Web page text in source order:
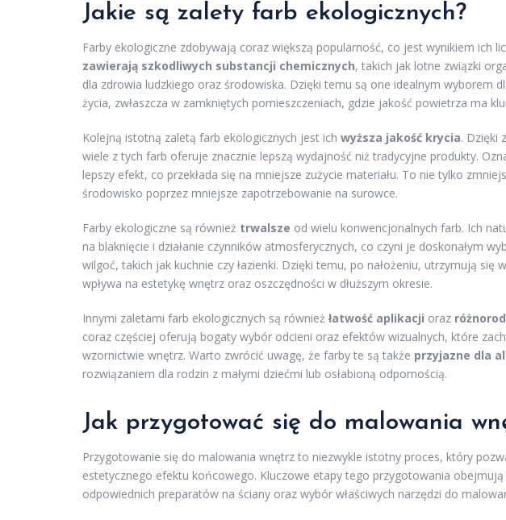
Jakie są zalety farb ekologicznych?
Farby ekologiczne zdobywają coraz większą popularność, co jest wynikiem ich
zawierają szkodliwych substancji chemicznych, takich jak lotne związki
dla zdrowia ludzkiego oraz środowiska. Dzięki temu są one idealnym wyborem
życia, zwłaszcza w zamkniętych pomieszczeniach, gdzie jakość powietrza ma
Kolejną istotną zaletą farb ekologicznych jest ich wyższa jakość krycia. Dzięki
wiele z tych farb oferuje znacznie lepszą wydajność niż tradycyjne produkty.
lepszy efekt, co przekłada się na mniejsze zużycie materiału. To nie tylko
środowisko poprzez mniejsze zapotrzebowanie na surowce.
Farby ekologiczne są również trwalsze od wielu konwencjonalnych farb. Ich
na blaknięcie i działanie czynników atmosferycznych, co czyni je doskonałym
wilgoć, takich jak kuchnie czy łazienki. Dzięki temu, po nałożeniu, utrzymują się
wpływa na estetykę wnętrz oraz oszczędności w dłuższym okresie.
Innymi zaletami farb ekologicznych są również łatwość aplikacji oraz
coraz częściej oferują bogaty wybór odcieni oraz efektów wizualnych, które
wzornictwie wnętrz. Warto zwrócić uwagę, że farby te są także przyjazne dla
rozwiązaniem dla rodzin z małymi dziećmi lub osłabioną odpornością.
Jak przygotować się do malowania
Przygotowanie się do malowania wnętrz to niezwykle istotny proces, który
estetycznego efektu końcowego. Kluczowe etapy tego przygotowania obejmują
odpowiednich preparatów na ściany oraz wybór właściwych narzędzi do